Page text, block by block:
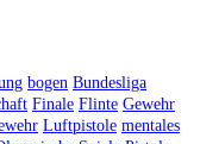
bogen Bundesliga
Finale Flinte Gewehr
Luftpistole mentales